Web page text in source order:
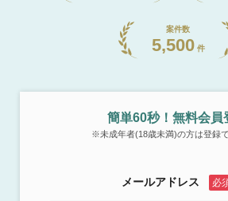
案件数
5,500 件
簡単60秒！無料会員
※未成年者(18歳未満)の方は登録
メールアドレス